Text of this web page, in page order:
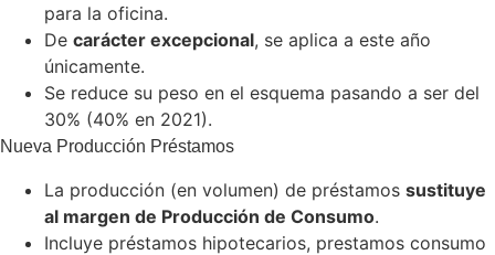
para la oficina.
De carácter excepcional, se aplica a este año
únicamente.
Se reduce su peso en el esquema pasando a ser del
30% (40% en 2021).
Nueva Producción Préstamos
La producción (en volumen) de préstamos sustituye
al margen de Producción de Consumo.
Incluye préstamos hipotecarios, prestamos consumo